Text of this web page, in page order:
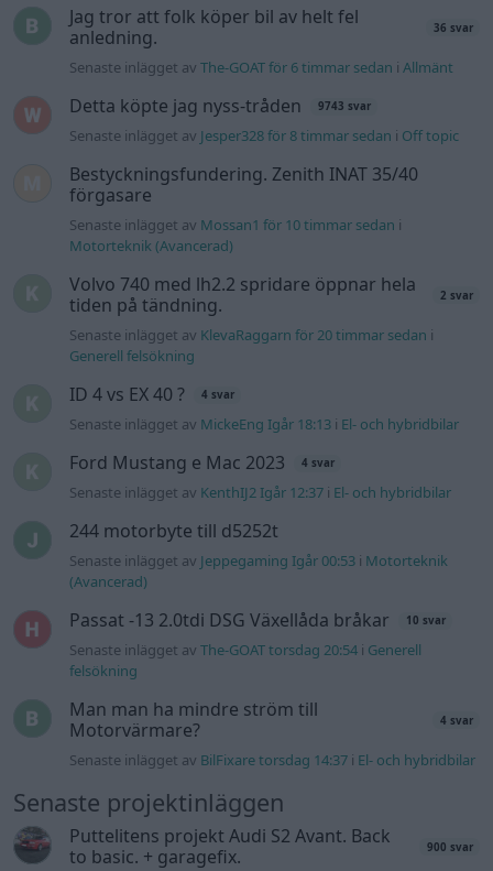
Jag tror att folk köper bil av helt fel
anledning.
36 svar
Senaste inlägget avThe-GOAT för 6 timmar sedan iAllmänt
Detta köpte jag nyss-tråden 9743 svar
Senaste inlägget av Jesper328 för 8 timmar sedan i Off topic
Bestyckningsfundering. Zenith INAT 35/40
förgasare
Senaste inlägget av Mossan1 för 10 timmar sedan i
Motorteknik (Avancerad)
Volvo 740 med lh2.2 spridare öppnar hela
tiden på tändning.
2 svar
Senaste inlägget av KlevaRaggarn för 20 timmar sedan i
Generell felsökning
ID 4 vs EX 40 ? 4 svar
Senaste inlägget av MickeEng Igår 18:13 i El- och hybridbilar
Ford Mustang e Mac 2023 4 svar
Senaste inlägget av KenthIJ2 Igår 12:37 i El- och hybridbilar
244 motorbyte till d5252t
Senaste inlägget av Jeppegaming Igår 00:53 i Motorteknik
(Avancerad)
Passat -13 2.0tdi DSG Växellåda bråkar 10 svar
Senaste inlägget avThe-GOAT torsdag 20:54 i Generell
felsökning
Man man ha mindre ström till
Motorvärmare?
4 svar
Senaste inlägget av BilFixare torsdag 14:37 i El- och hybridbilar
Senaste projektinläggen
Puttelitens projekt Audi S2 Avant. Back
to basic. + garagefix.
900 svar